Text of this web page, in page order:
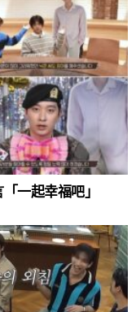
一起幸福吧」